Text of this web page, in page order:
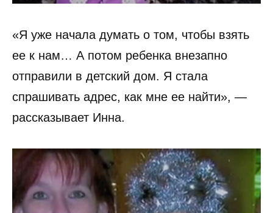
«Я уже начала думать о том, чтобы взять
ее к нам… А потом ребенка внезапно
отправили в детский дом. Я стала
спрашивать адрес, как мне ее найти», —
рассказывает Инна.